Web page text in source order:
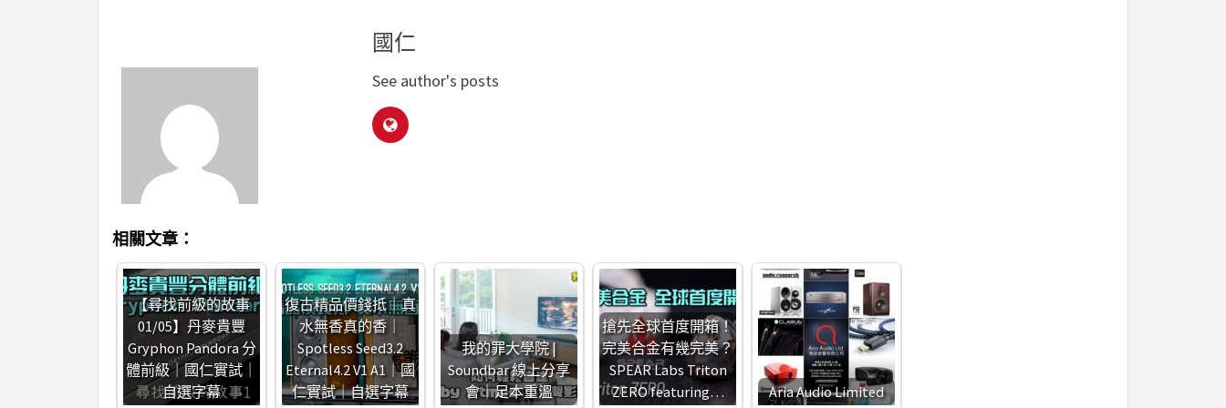
國仁
See author's posts
相關文章：
【尋找前級的故事
01/05】丹麥貴豐
Gryphon Pandora 分
體前級｜國仁實試｜
自選字幕
復古精品價錢抵｜真
水無香真的香｜
Spotless Seed3.2
Eternal4.2 V1 A1｜國
仁實試｜自選字幕
我的罪大學院 |
Soundbar 線上分享
會｜足本重溫
搶先全球首度開箱！
完美合金有幾完美？
SPEAR Labs Triton
ZERO featuring…
Aria Audio Limited